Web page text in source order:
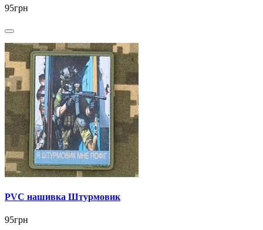
95грн
PVC нашивка Штурмовик
95грн